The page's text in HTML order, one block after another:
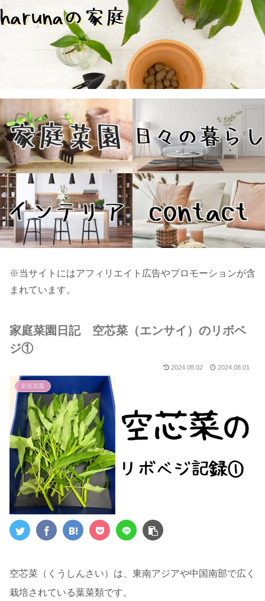
※当サイトにはアフィリエイト広告やプロモーションが含
まれています。
家庭菜園日記 空芯菜（エンサイ）のリボベ
ジ①
2024.08.02 2024.08.01
家庭菜園
空芯菜（くうしんさい）は、東南アジアや中国南部で広く
栽培されている葉菜類です。